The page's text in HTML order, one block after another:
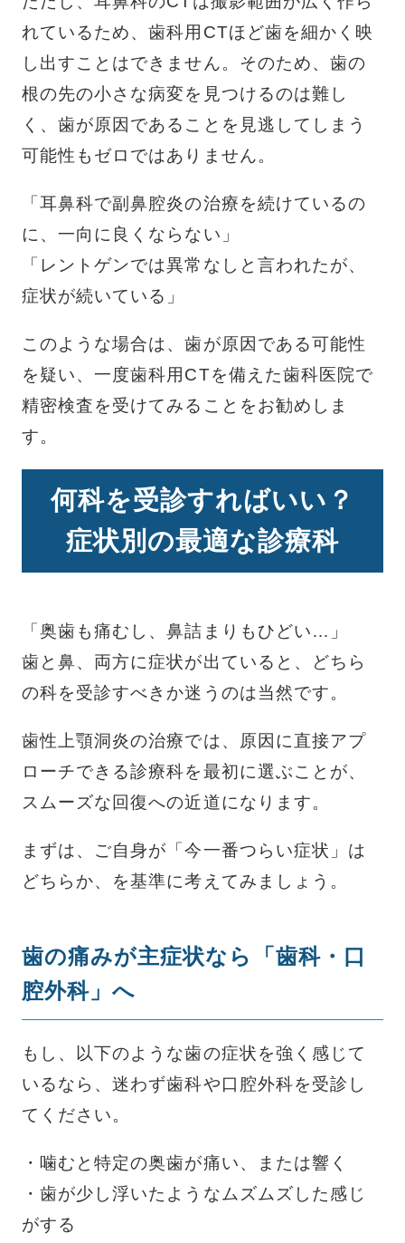
れているため、歯科用CTほど歯を細かく映
し出すことはできません。そのため、歯の
根の先の小さな病変を見つけるのは難し
く、歯が原因であることを見逃してしまう
可能性もゼロではありません。
「耳鼻科で副鼻腔炎の治療を続けているの
に、一向に良くならない」
「レントゲンでは異常なしと言われたが、
症状が続いている」
このような場合は、歯が原因である可能性
を疑い、一度歯科用CTを備えた歯科医院で
精密検査を受けてみることをお勧めしま
す。
何科を受診すればいい？
症状別の最適な診療科
「奥歯も痛むし、鼻詰まりもひどい…」
歯と鼻、両方に症状が出ていると、どちら
の科を受診すべきか迷うのは当然です。
歯性上顎洞炎の治療では、原因に直接アプ
ローチできる診療科を最初に選ぶことが、
スムーズな回復への近道になります。
まずは、ご自身が「今一番つらい症状」は
どちらか、を基準に考えてみましょう。
歯の痛みが主症状なら「歯科・口
腔外科」へ
もし、以下のような歯の症状を強く感じて
いるなら、迷わず歯科や口腔外科を受診し
てください。
・噛むと特定の奥歯が痛い、または響く
・歯が少し浮いたようなムズムズした感じ
がする